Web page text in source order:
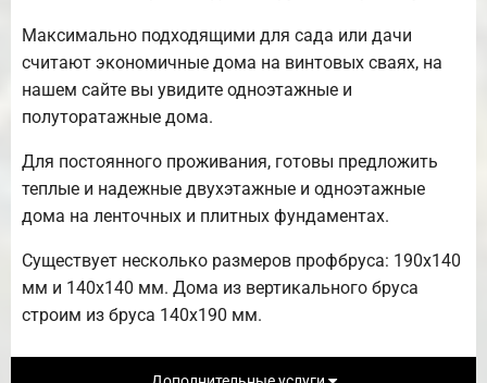
Максимально подходящими для сада или дачи
считают экономичные дома на винтовых сваях, на
нашем сайте вы увидите одноэтажные и
полуторатажные дома.
Для постоянного проживания, готовы предложить
теплые и надежные двухэтажные и одноэтажные
дома на ленточных и плитных фундаментах.
Существует несколько размеров профбруса: 190х140
мм и 140х140 мм. Дома из вертикального бруса
строим из бруса 140х190 мм.